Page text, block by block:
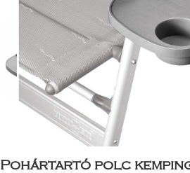
Pohártartó polc